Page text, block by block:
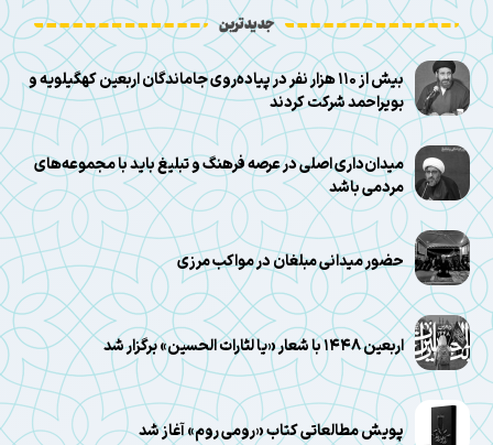
جدیدترین
بیش از ۱۱۰ هزار نفر در پیاده‌روی جاماندگان اربعین کهگیلویه و
بویراحمد شرکت کردند
میدان‌داری اصلی در عرصه فرهنگ و تبلیغ باید با مجموعه‌های
مردمی باشد
حضور میدانی مبلغان در مواکب مرزی
اربعین ۱۴۴۸ با شعار «یا لثارات الحسین» برگزار شد
پویش مطالعاتی کتاب «رومی روم» آغاز شد